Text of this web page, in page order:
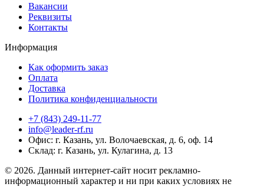
Вакансии
Реквизиты
Контакты
Информация
Как оформить заказ
Оплата
Доставка
Политика конфиденциальности
+7 (843) 249-11-77
info@leader-rf.ru
Офис: г. Казань, ул. Волочаевская, д. 6, оф. 14
Склад: г. Казань, ул. Кулагина, д. 13
© 2026. Данный интернет-сайт носит рекламно-
информационный характер и ни при каких условиях не